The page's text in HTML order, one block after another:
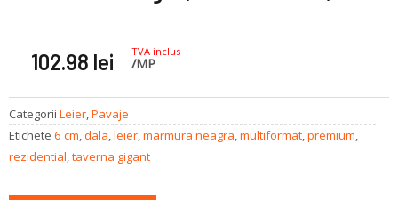
102.98 lei TVA inclus
/MP
Categorii Leier,Pavaje
Etichete 6 cm,dala,leier,marmura neagra,multiformat,premium,
rezidential,taverna gigant